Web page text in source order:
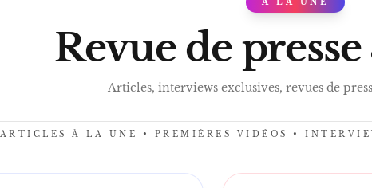
Revue de
Articles, interviews exclusives, revues de
ARTICLES À LA UNE • PREMIÈRES VIDÉOS •